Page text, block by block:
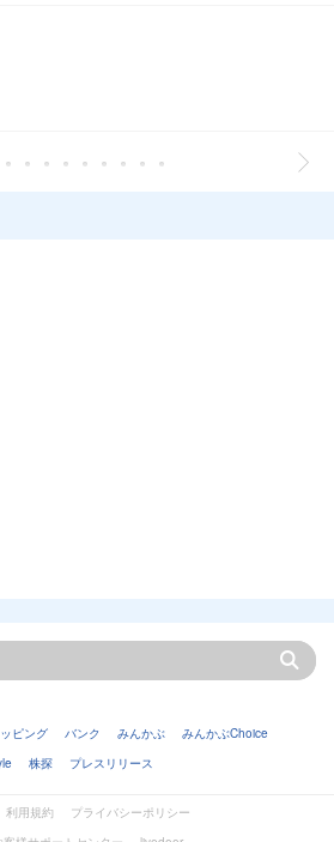
ピング バンク みんかぶ
みんかぶChoice
株探 プレスリリース
利用規約
プライバシーポリシー